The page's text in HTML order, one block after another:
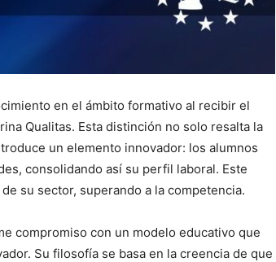
en el ámbito formativo al recibir el
Qualitas. Esta distinción no solo resalta la
un elemento innovador: los alumnos
consolidando así su perfil laboral. Este
su sector, superando a la competencia.
compromiso con un modelo educativo que
Su filosofía se basa en la creencia de que